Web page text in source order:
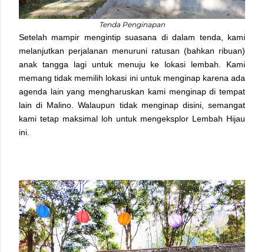
Tenda Penginapan
Setelah mampir mengintip suasana di dalam tenda, kami
melanjutkan perjalanan menuruni ratusan (bahkan ribuan)
anak tangga lagi untuk menuju ke lokasi lembah. Kami
memang tidak memilih lokasi ini untuk menginap karena ada
agenda lain yang mengharuskan kami menginap di tempat
lain di Malino. Walaupun tidak menginap disini, semangat
kami tetap maksimal loh untuk mengeksplor Lembah Hijau
ini.